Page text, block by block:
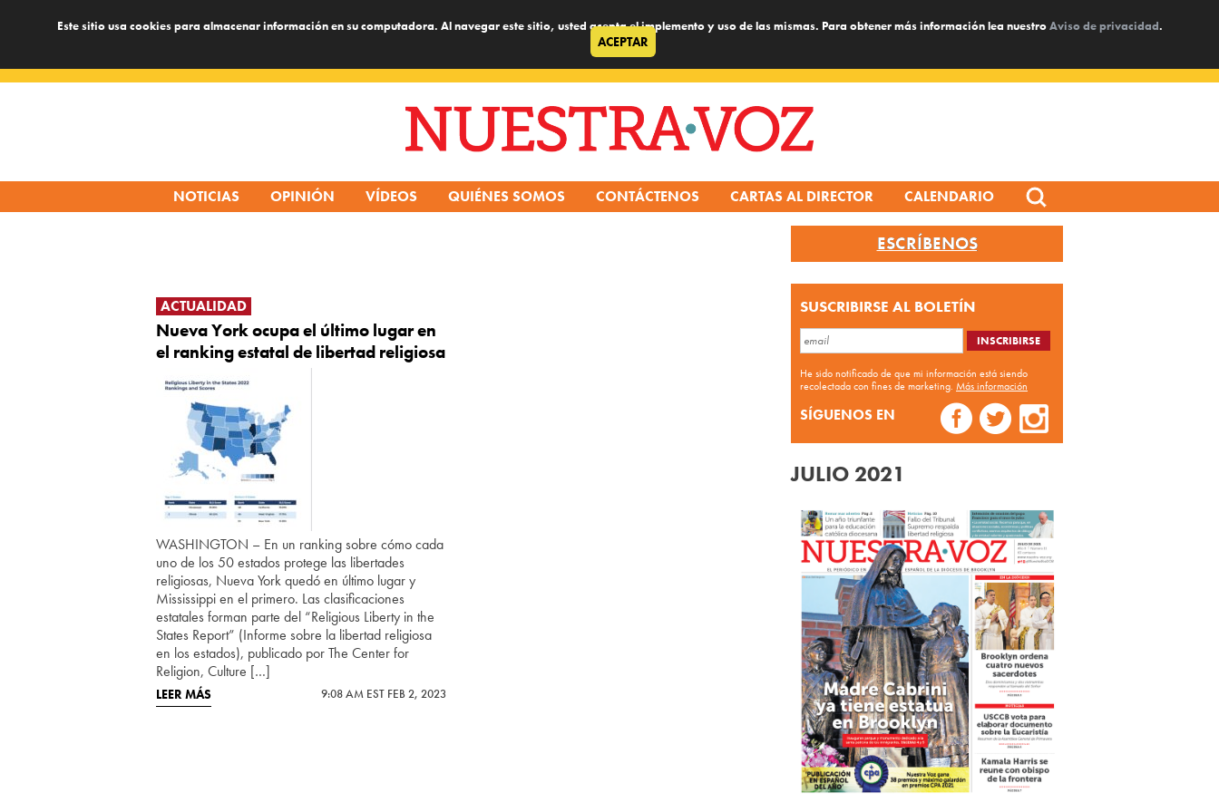
Este sitio usa cookies para almacenar información en su computadora. Al navegar este sitio, usted acepta el implemento y uso de las mismas. Para obtener más información lea nuestroAviso de privacidad.
ACEPTAR
NOTICIAS OPINIÓN VÍDEOS QUIÉNES SOMOS CONTÁCTENOS CARTAS AL DIRECTOR CALENDARIO
Search
for:
ACTUALIDAD
Nueva York ocupa el último lugar en
el ranking estatal de libertad religiosa
WASHINGTON – En un ranking sobre cómo cada
uno de los 50 estados protege las libertades
religiosas, Nueva York quedó en último lugar y
Mississippi en el primero. Las clasificaciones
estatales forman parte del “Religious Liberty in the
States Report” (Informe sobre la libertad religiosa
en los estados), publicado por The Center for
Religion, Culture […]
LEER MÁS 9:08 AM EST FEB 2, 2023
ESCRÍBENOS
SUSCRIBIRSE AL BOLETÍN
He sido notificado de que mi información está siendo
recolectada con fines de marketing. Más información
SÍGUENOS EN
JULIO 2021